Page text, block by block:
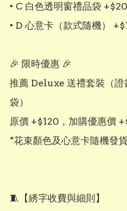
• C 白色透明窗禮品袋 +$20
• D 心意卡（款式隨機）
🎉 限時優惠 🎉
推薦 Deluxe 送禮套裝（證
袋）
原價 +$120，加購優惠價
*花束顏色及心意卡隨機發
🧵【綉字收費與細則】